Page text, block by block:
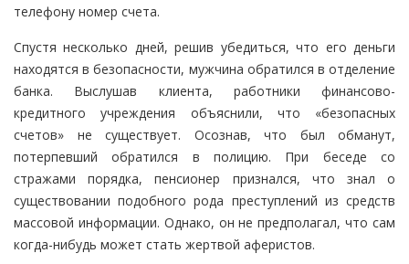
телефону номер счета.
Спустя несколько дней, решив убедиться, что его деньги
находятся в безопасности, мужчина обратился в отделение
банка. Выслушав клиента, работники финансово-
кредитного учреждения объяснили, что «безопасных
счетов» не существует. Осознав, что был обманут,
потерпевший обратился в полицию. При беседе со
стражами порядка, пенсионер признался, что знал о
существовании подобного рода преступлений из средств
массовой информации. Однако, он не предполагал, что сам
когда-нибудь может стать жертвой аферистов.